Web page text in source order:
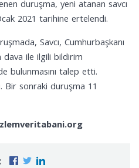
duruşma, yeni atanan savcı
2021 tarihine ertelendi.
Savcı, Cumhurbaşkanı
dava ile ilgili bildirim
bulunmasını talep etti.
sonraki duruşma 11